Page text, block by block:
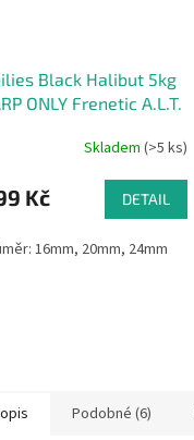
Black Halibut 5kg
ONLY Frenetic A.L.T.
Skladem (>5 ks)
Kč DETAIL
16mm, 20mm, 24mm
Podobné (6)